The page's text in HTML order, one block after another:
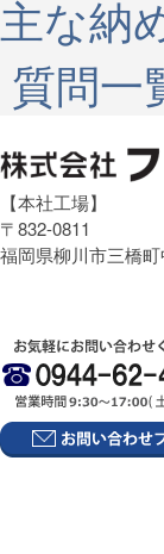
主な納
質問一
【本社工場】
〒832-0811
福岡県柳川市三橋